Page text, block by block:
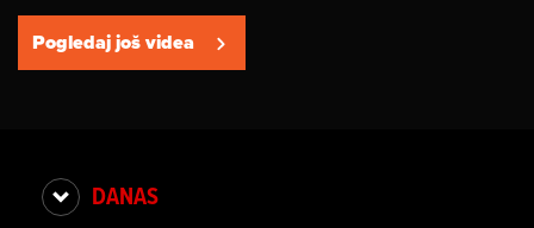
Pogledaj još videa
DANAS